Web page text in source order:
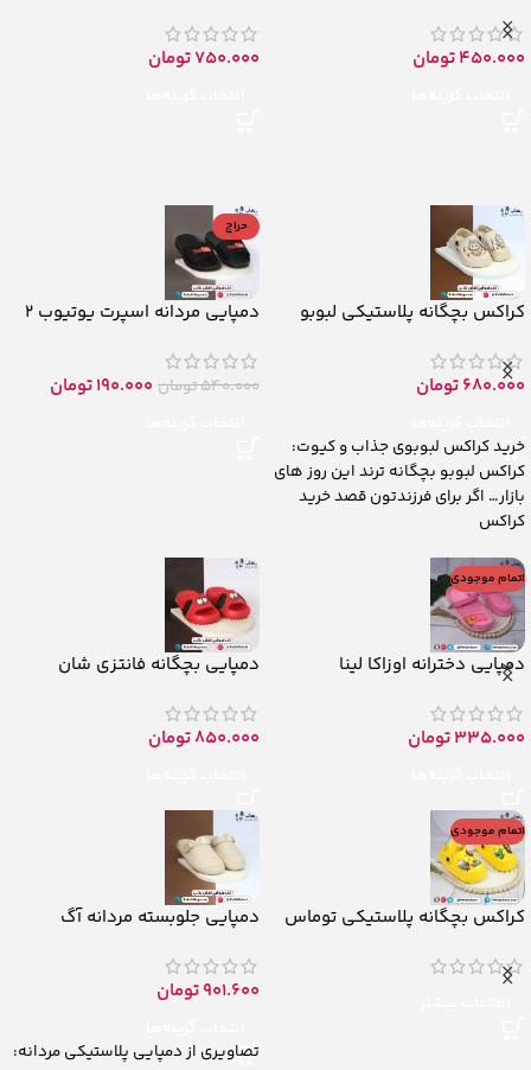
450.000تومان 750.000تومان
کراکس بچگانه پلاستیکی لبوبو
680.000تومان
خرید کراکس لبوبوی جذاب و کیوت:
کراکس لبوبو بچگانه ترند این روز های
بازار… اگر برای فرزندتون قصد خرید
کراکس
حراج
دمپایی مردانه اسپرت یوتیوب 2
540.000تومان 190.000تومان
اتمام موجودی
دمپایی دخترانه اوزاکا لینا
335.000تومان
دمپایی بچگانه فانتزی شان
850.000تومان
اتمام موجودی
کراکس بچگانه پلاستیکی توماس دمپایی جلوبسته مردانه آگ
901.600تومان
تصاویری از دمپایی پلاستیکی مردانه: